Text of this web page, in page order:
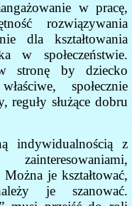
w pracę,
rozwiązywania
dla kształtowania
w społeczeństwie.
stronę by dziecko
społecznie
reguły służące dobru
indywidualnością z
je kształtować,
je szanować.